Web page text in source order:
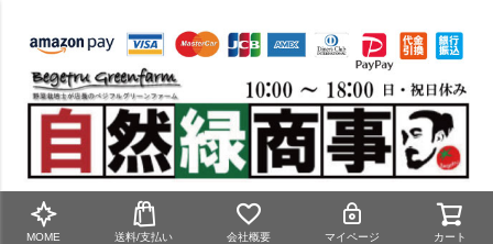
MOME 送料/支払い 会社概要 マイページ カート